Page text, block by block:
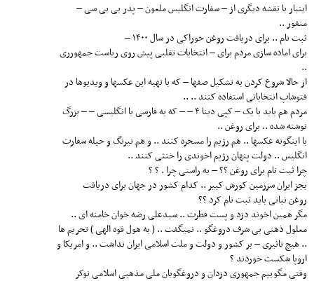
اینبار با نقشه دیگری از – سفارت انگلیس ملعون – پدر بی بی سی –
منفور ..
ثبت ‌نام .. برای دریافت روغن خوراکی در سال ۱۴۰۰ –
برای اماده سازی مردم برای – انتخابات تقلبی پیش روی ریاست جمهورری
..
از حالا شروع کردن به تشکیل صفها – که با تهیه این عکسها و ویدیوها در
فتوشاپ انتخاباتی استفاده کنند .. ..
مردم هم باید با یک – کپی دینا ۴ – – که به فارسی یا انگلیسی – – بزرگ
نوشته شده .. برای روغن ..
با اینگونه عکسها .. هم رژیم را مسخره کنند .. و هم نیرنگ و حیله سفارت
انگلیس .. دولت پنهان رژیم اخوندی را خنثی کنند ..
چرا ثبت نام برای روغن ؟؟ – به راستی چرا . ؟ ؟
بجز ایران سرزمین کورش کبیر .. کدام کشور در جهان برای دریافت
روغن نباتی باید ثبت نام کرد ؟؟
مگر همین اخوند دزد و پست فطرت .. سیدعلی رضه خوان خامنه ای ..
معلول ذهنی بی شرف دروغگو .. نمیگفت .. ( به هول قوه الهی ) تحریم ها
.. هیچ تاثیری – بر کشور و دولت و ملت اسلامی ایران نداشت .. و امریکا و
اروپا شکست خوردند ؟
وقتی مگوییم جمهوری دزدان و دروغگویان ملی مذهبی اسلامی نوکر